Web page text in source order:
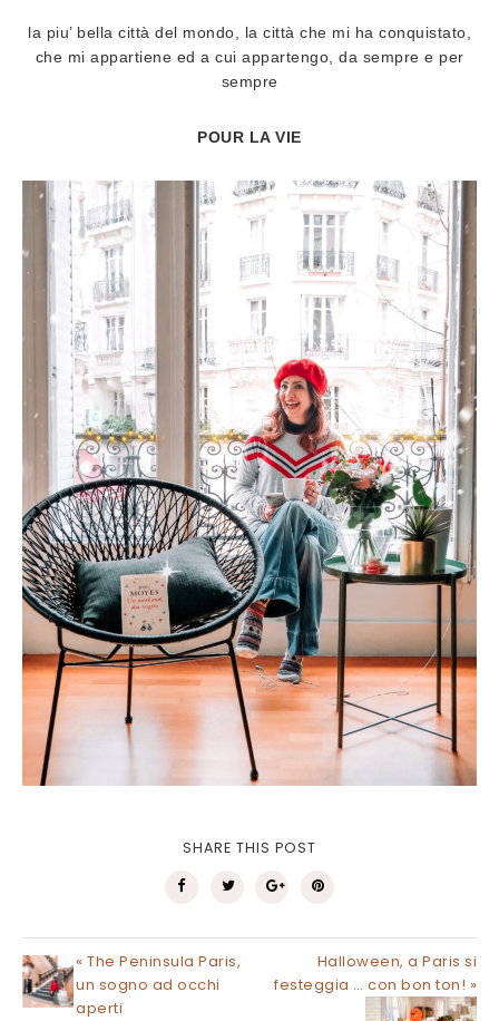
la piu’ bella città del mondo, la città che mi ha conquistato,
che mi appartiene ed a cui appartengo, da sempre e per
sempre
POUR LA VIE
SHARE THIS POST
Halloween, a Paris si
festeggia … con bon ton! »
« The Peninsula Paris,
un sogno ad occhi
aperti